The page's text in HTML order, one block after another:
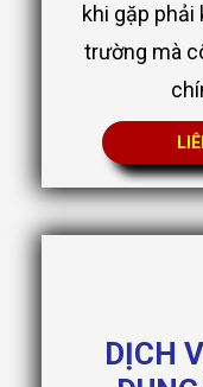
khi gặp phải
trường mà
DỊCH